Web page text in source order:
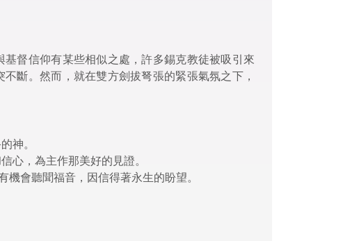
督信仰有某些相似之處，許多錫克教徒被吸引來
斷。然而，就在雙方劍拔弩張的緊張氣氛之下，
神。
心，為主作那美好的見證。
會聽聞福音，因信得著永生的盼望。